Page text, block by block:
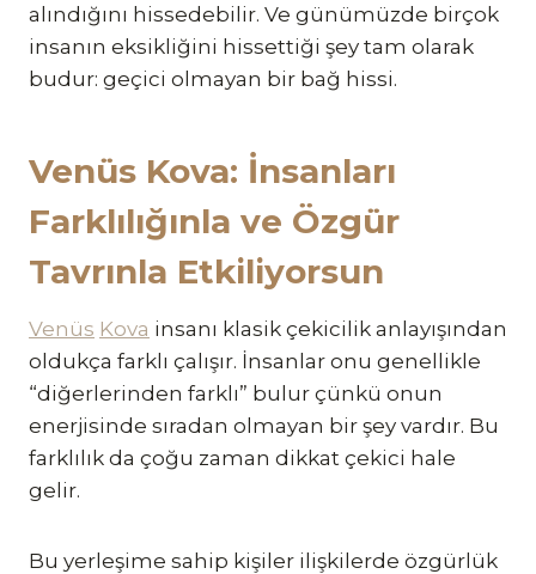
alındığını hissedebilir. Ve günümüzde birçok
insanın eksikliğini hissettiği şey tam olarak
budur: geçici olmayan bir bağ hissi.
Venüs Kova: İnsanları
Farklılığınla ve Özgür
Tavrınla Etkiliyorsun
Venüs Kova insanı klasik çekicilik anlayışından
oldukça farklı çalışır. İnsanlar onu genellikle
“diğerlerinden farklı” bulur çünkü onun
enerjisinde sıradan olmayan bir şey vardır. Bu
farklılık da çoğu zaman dikkat çekici hale
gelir.
Bu yerleşime sahip kişiler ilişkilerde özgürlük